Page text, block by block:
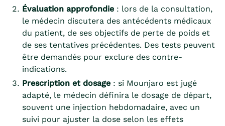
Évaluation approfondie : lors de la consultation,
le médecin discutera des antécédents médicaux
du patient, de ses objectifs de perte de poids et
de ses tentatives précédentes. Des tests peuvent
être demandés pour exclure des contre-
indications.
Prescription et dosage : si Mounjaro est jugé
adapté, le médecin définira le dosage de départ,
souvent une injection hebdomadaire, avec un
suivi pour ajuster la dose selon les effets